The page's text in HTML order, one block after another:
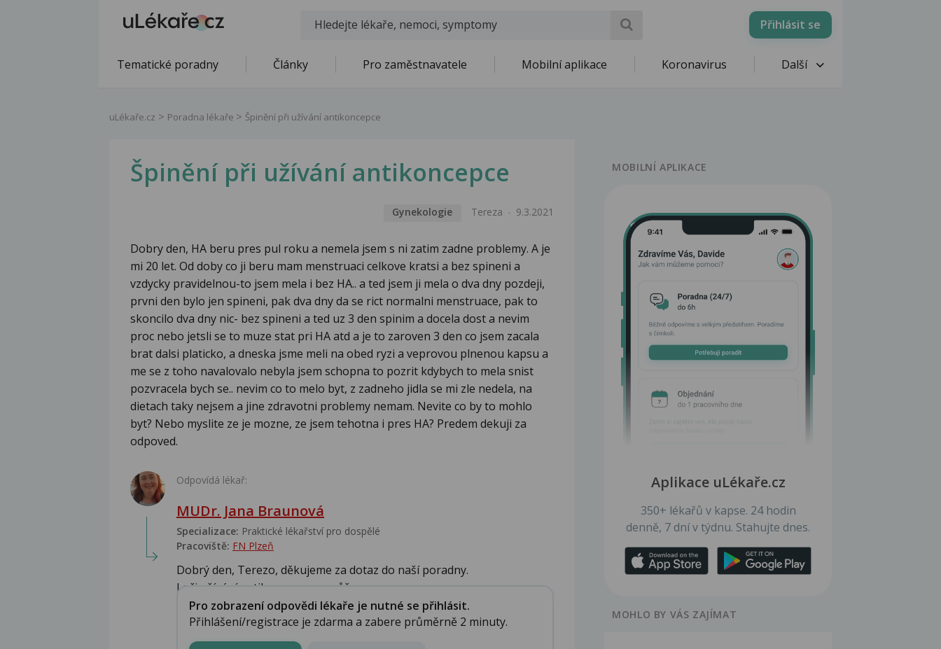
Přihlásit se
Tematické poradny Články Pro zaměstnavatele Mobilní aplikace Koronavirus Další
uLékaře.cz Poradna lékaře Špinění při užívání antikoncepce
Špinění při užívání antikoncepce
Gynekologie Tereza 9.3.2021
Dobry den, HA beru pres pul roku a nemela jsem s ni zatim zadne problemy. A je
mi 20 let. Od doby co ji beru mam menstruaci celkove kratsi a bez spineni a
vzdycky pravidelnou-to jsem mela i bez HA.. a ted jsem ji mela o dva dny pozdeji,
prvni den bylo jen spineni, pak dva dny da se rict normalni menstruace, pak to
skoncilo dva dny nic- bez spineni a ted uz 3 den spinim a docela dost a nevim
proc nebo jetsli se to muze stat pri HA atd a je to zaroven 3 den co jsem zacala
brat dalsi platicko, a dneska jsme meli na obed ryzi a veprovou plnenou kapsu a
me se z toho navalovalo nebyla jsem schopna to pozrit kdybych to mela snist
pozvracela bych se.. nevim co to melo byt, z zadneho jidla se mi zle nedela, na
dietach taky nejsem a jine zdravotni problemy nemam. Nevite co by to mohlo
byt? Nebo myslite ze je mozne, ze jsem tehotna i pres HA? Predem dekuji za
odpoved.
Odpovídá lékař:
MUDr. Jana Braunová
Specializace: Praktické lékařství pro dospělé
Pracoviště: FN Plzeň
Dobrý den, Terezo, děkujeme za dotaz do naší poradny.
I při užívání antikoncepce se můž...
Pro zobrazení odpovědi lékaře je nutné se přihlásit.
Přihlášení/registrace je zdarma a zabere průměrně 2 minuty.
MOBILNÍ APLIKACE
Aplikace uLékaře.cz
350+ lékařů v kapse. 24 hodin
denně, 7 dní v týdnu. Stahujte dnes.
MOHLO BY VÁS ZAJÍMAT